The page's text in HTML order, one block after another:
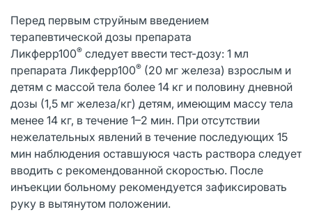
Перед первым струйным введением
терапевтической дозы препарата
Ликферр100® следует ввести тест-дозу: 1 мл
препарата Ликферр100® (20 мг железа) взрослым и
детям с массой тела более 14 кг и половину дневной
дозы (1,5 мг железа/кг) детям, имеющим массу тела
менее 14 кг, в течение 1–2 мин. При отсутствии
нежелательных явлений в течение последующих 15
мин наблюдения оставшуюся часть раствора следует
вводить с рекомендованной скоростью. После
инъекции больному рекомендуется зафиксировать
руку в вытянутом положении.